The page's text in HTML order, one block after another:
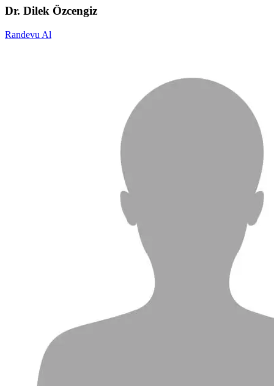
Dr. Dilek Özcengiz
Randevu Al